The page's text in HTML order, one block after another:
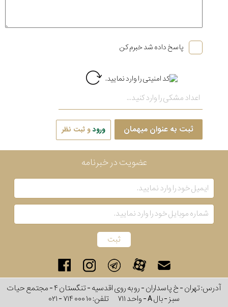
پاسخ داده شد خبرم کن
ثبت به عنوان میهمان ورودو ثبت نظر
عضویت در خبرنامه
آدرس: تهران - خ پاسداران - رو به روی اقدسیه - تنگستان ۴ - مجتمع حیات
سبز - بال A - واحد ۷۱۱
تلفن:۰۲۱ - ۷۱۴ ۰۰۰ ۱۰